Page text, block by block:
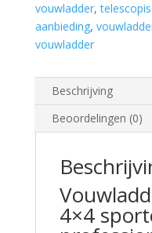
vouwladder,
aanbieding,
vouwladder
Beschrijving
Beoordelingen (0)
4×4